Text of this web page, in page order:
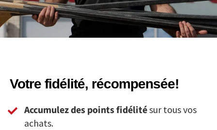
Votre fidélité, récompensée!
Accumulez des points fidélitésur tous vos
achats.